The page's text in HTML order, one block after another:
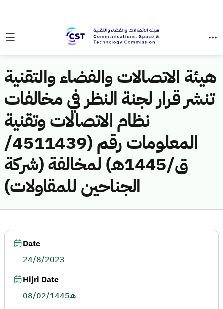
هيئة الاتصالات والفضاء والتقنية
تنشر قرار لجنة النظر في مخالفات
نظام الاتصالات وتقنية
المعلومات رقم (4511439/
ق/1445هـ) لمخالفة (شركة
الجناحين للمقاولات)
Date
24/8/2023
Hijri Date
08/02/1445هـ